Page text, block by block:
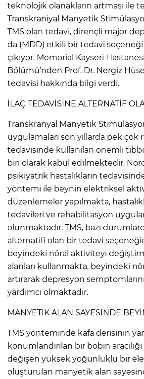
teknolojik olanakların artması ile
Transkraniyal Manyetik
TMS olan tedavi, dirençli major
da (MDD) etkili bir tedavi
çıkıyor. Memorial Kayseri
Bölümü’nden Prof. Dr. Nergiz
tedavisi hakkında bilgi verdi.
İLAÇ TEDAVİSİNE ALTERNATİF
Transkranyal Manyetik
uygulamaları son yıllarda pek çok
tedavisinde kullanılan önemli
biri olarak kabul edilmektedir.
psikiyatrik hastalıkların
yöntemi ile beynin elektriksel
düzenlemeler yapılmakta,
tedavileri ve rehabilitasyon
olunmaktadır. TMS, bazı
alternatifi olan bir tedavi
beyindeki nöral aktiviteyi
alanları kullanmakta, beyindeki
artırarak depresyon
yardımcı olmaktadır.
MANYETİK ALAN SAYESİNDE
TMS yönteminde kafa derisinin
konumlandırılan bir bobin aracılığı
değişen yüksek yoğunluklu bir
oluşturulan manyetik alan